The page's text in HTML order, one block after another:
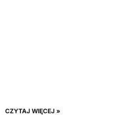
CZYTAJ WIĘCEJ »